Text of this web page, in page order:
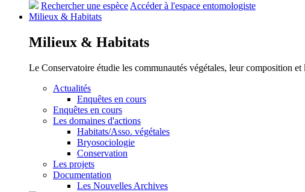
Rechercher une espèce Accéder à l'espace entomologiste
Milieux & Habitats
Milieux & Habitats
Le Conservatoire étudie les communautés végétales, leur composition
Actualités
Enquêtes en cours
Enquêtes en cours
Les domaines d'actions
Habitats/Asso. végétales
Bryosociologie
Conservation
Les projets
Documentation
Les Nouvelles Archives